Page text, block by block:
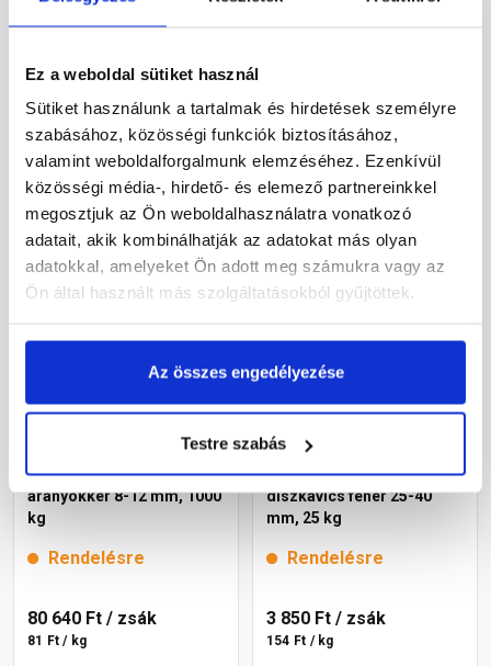
Ez a weboldal sütiket használ
Sütiket használunk a tartalmak és hirdetések személyre
szabásához, közösségi funkciók biztosításához,
valamint weboldalforgalmunk elemzéséhez. Ezenkívül
közösségi média-, hirdető- és elemező partnereinkkel
megosztjuk az Ön weboldalhasználatra vonatkozó
adatait, akik kombinálhatják az adatokat más olyan
adatokkal, amelyeket Ön adott meg számukra vagy az
Ön által használt más szolgáltatásokból gyűjtöttek.
Az összes engedélyezése
Testre szabás
Scherf márványtörmelék
chateau-bézs 25-50 mm,
/ zsák
99 Ft / kg
Megnézem
Scherf márványzúzalék
/ zsák
81 Ft / kg
Megnézem
Scherf márványzúzalék
aranyokker 8-12 mm, 1000
kg
Rendelésre
80 640 Ft / zsák
81 Ft / kg
Scherf carrarai márvány
díszkavics fehér 25-40
mm, 25 kg
Rendelésre
3 850 Ft / zsák
154 Ft / kg